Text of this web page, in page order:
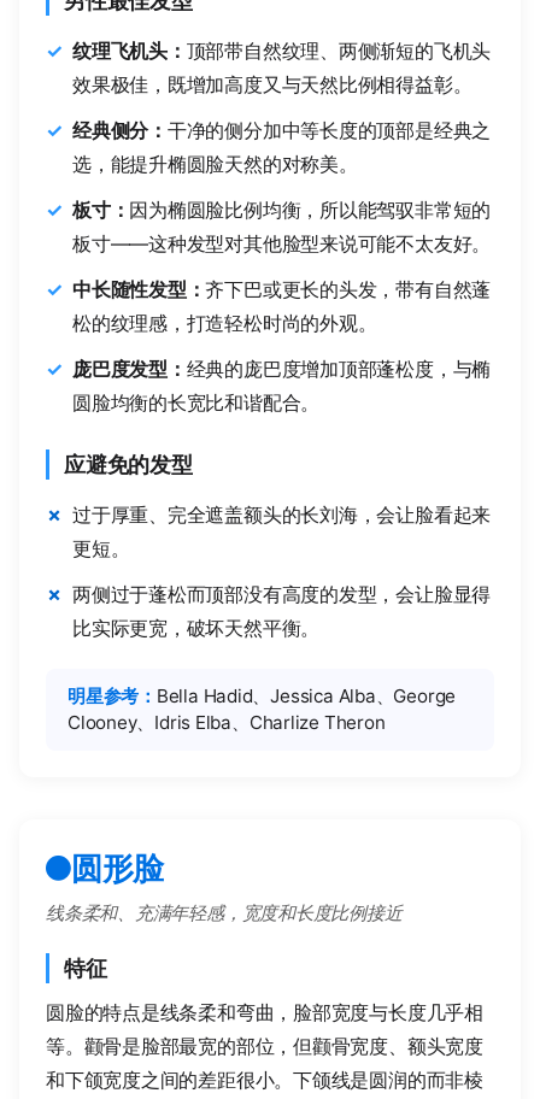
纹理飞机头： 顶部带自然纹理、两侧渐短的飞机头
效果极佳，既增加高度又与天然比例相得益彰。
经典侧分： 干净的侧分加中等长度的顶部是经典之
选，能提升椭圆脸天然的对称美。
板寸： 因为椭圆脸比例均衡，所以能驾驭非常短的
板寸——这种发型对其他脸型来说可能不太友好。
中长随性发型：齐下巴或更长的头发，带有自然蓬
松的纹理感，打造轻松时尚的外观。
庞巴度发型： 经典的庞巴度增加顶部蓬松度，与椭
圆脸均衡的长宽比和谐配合。
应避免的发型
过于厚重、完全遮盖额头的长刘海，会让脸看起来
更短。
两侧过于蓬松而顶部没有高度的发型，会让脸显得
比实际更宽，破坏天然平衡。
明星参考： Bella Hadid、Jessica Alba、George
Clooney、Idris Elba、Charlize Theron
圆形脸
线条柔和、充满年轻感，宽度和长度比例接近
特征
圆脸的特点是线条柔和弯曲，脸部宽度与长度几乎相
等。颧骨是脸部最宽的部位，但颧骨宽度、额头宽度
和下颌宽度之间的差距很小。下颌线是圆润的而非棱